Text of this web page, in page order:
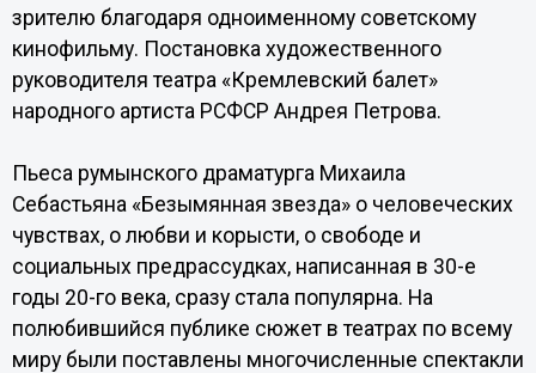
зрителю благодаря одноименному советскому
кинофильму. Постановка художественного
руководителя театра «Кремлевский балет»
народного артиста РСФСР Андрея Петрова.
Пьеса румынского драматурга Михаила
Себастьяна «Безымянная звезда» о человеческих
чувствах, о любви и корысти, о свободе и
социальных предрассудках, написанная в 30-е
годы 20-го века, сразу стала популярна. На
полюбившийся публике сюжет в театрах по всему
миру были поставлены многочисленные спектакли